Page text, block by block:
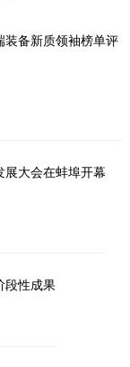
装备新质领袖榜单评
大会在蚌埠开幕
段性成果